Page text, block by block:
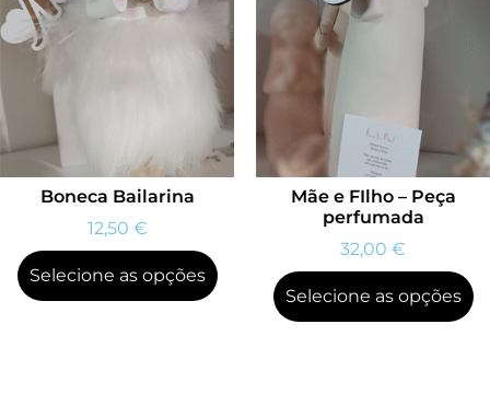
Boneca Bailarina
12,50 €
Selecione as opções
Mãe e FIlho – Peça
perfumada
32,00 €
Selecione as opções